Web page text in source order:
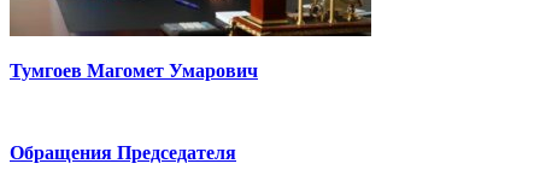
Тумгоев Магомет Умарович
Обращения Председателя